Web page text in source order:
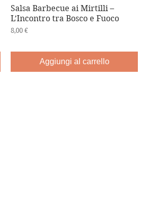
Salsa Barbecue ai Mirtilli –
L’Incontro tra Bosco e Fuoco
Prezzo
8,00 €
Aggiungi al carrello